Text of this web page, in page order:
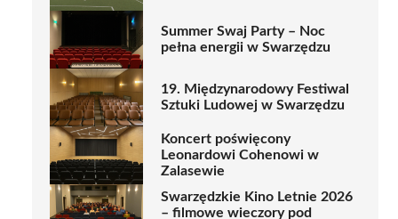
Summer Swaj Party – Noc
pełna energii w Swarzędzu
19. Międzynarodowy Festiwal
Sztuki Ludowej w Swarzędzu
Koncert poświęcony
Leonardowi Cohenowi w
Zalasewie
Swarzędzkie Kino Letnie 2026
– filmowe wieczory pod